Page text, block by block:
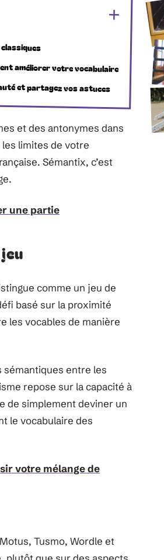
améliorer votre vocabulaire
et partagez vos astuces
et des antonymes dans
limites de votre
Sémantix, c’est
une partie
comme un jeu de
basé sur la proximité
les vocables de manière
sémantiques entre les
repose sur la capacité à
de simplement deviner un
le vocabulaire des
votre mélange de
Tusmo, Wordle et